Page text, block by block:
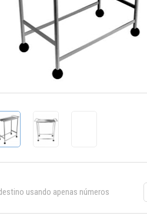
usando apenas números